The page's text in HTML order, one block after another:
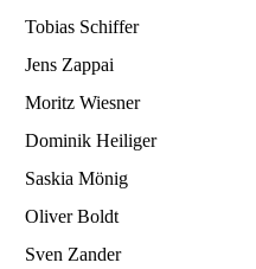
Tobias Schiffer
Jens Zappai
Moritz Wiesner
Dominik Heiliger
Saskia Mönig
Oliver Boldt
Sven Zander